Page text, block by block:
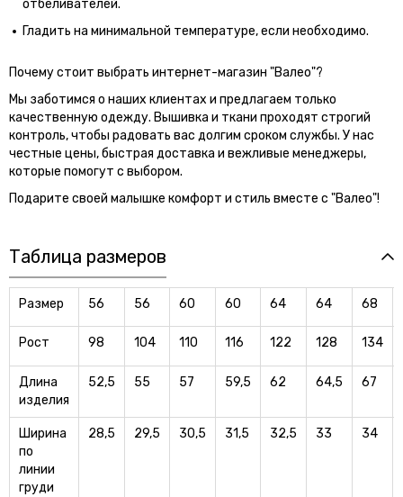
отбеливателей.
Гладить на минимальной температуре, если необходимо.
Почему стоит выбрать интернет-магазин "Валео"?
Мы заботимся о наших клиентах и предлагаем только
качественную одежду. Вышивка и ткани проходят строгий
контроль, чтобы радовать вас долгим сроком службы. У нас
честные цены, быстрая доставка и вежливые менеджеры,
которые помогут с выбором.
Подарите своей малышке комфорт и стиль вместе с "Валео"!
Таблица размеров
Размер 56 56 60 60 64 64 68
Рост 98 104 110 116 122 128 134
Длина
изделия
52,5 55 57 59,5 62 64,5 67
Ширина
по
линии
груди
28,5 29,5 30,5 31,5 32,5 33 34